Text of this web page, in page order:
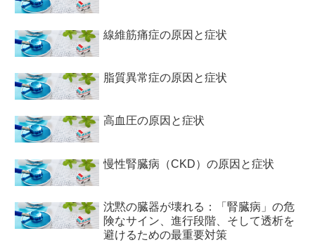
線維筋痛症の原因と症状
脂質異常症の原因と症状
高血圧の原因と症状
慢性腎臓病（CKD）の原因と症状
沈黙の臓器が壊れる：「腎臓病」の危
険なサイン、進行段階、そして透析を
避けるための最重要対策